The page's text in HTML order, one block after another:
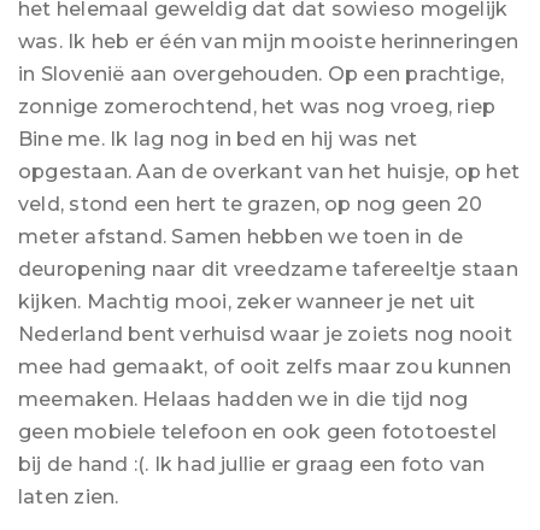
het helemaal geweldig dat dat sowieso mogelijk
was. Ik heb er één van mijn mooiste herinneringen
in Slovenië aan overgehouden. Op een prachtige,
zonnige zomerochtend, het was nog vroeg, riep
Bine me. Ik lag nog in bed en hij was net
opgestaan. Aan de overkant van het huisje, op het
veld, stond een hert te grazen, op nog geen 20
meter afstand. Samen hebben we toen in de
deuropening naar dit vreedzame tafereeltje staan
kijken. Machtig mooi, zeker wanneer je net uit
Nederland bent verhuisd waar je zoiets nog nooit
mee had gemaakt, of ooit zelfs maar zou kunnen
meemaken. Helaas hadden we in die tijd nog
geen mobiele telefoon en ook geen fototoestel
bij de hand :(. Ik had jullie er graag een foto van
laten zien.